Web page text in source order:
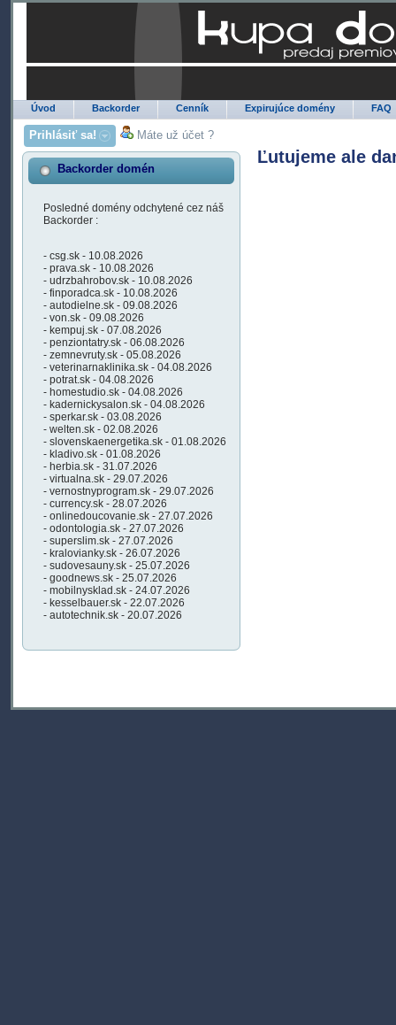
Úvod Backorder Cenník Expirujúce domény FAQ
Prihlásiť sa! Máte už účet ?
Backorder domén
Posledné domény odchytené cez náš
Backorder :
- csg.sk - 10.08.2026
- prava.sk - 10.08.2026
- udrzbahrobov.sk - 10.08.2026
- finporadca.sk - 10.08.2026
- autodielne.sk - 09.08.2026
- von.sk - 09.08.2026
- kempuj.sk - 07.08.2026
- penziontatry.sk - 06.08.2026
- zemnevruty.sk - 05.08.2026
- veterinarnaklinika.sk - 04.08.2026
- potrat.sk - 04.08.2026
- homestudio.sk - 04.08.2026
- kadernickysalon.sk - 04.08.2026
- sperkar.sk - 03.08.2026
- welten.sk - 02.08.2026
- slovenskaenergetika.sk - 01.08.2026
- kladivo.sk - 01.08.2026
- herbia.sk - 31.07.2026
- virtualna.sk - 29.07.2026
- vernostnyprogram.sk - 29.07.2026
- currency.sk - 28.07.2026
- onlinedoucovanie.sk - 27.07.2026
- odontologia.sk - 27.07.2026
- superslim.sk - 27.07.2026
- kralovianky.sk - 26.07.2026
- sudovesauny.sk - 25.07.2026
- goodnews.sk - 25.07.2026
- mobilnysklad.sk - 24.07.2026
- kesselbauer.sk - 22.07.2026
- autotechnik.sk - 20.07.2026
Ľutujeme ale